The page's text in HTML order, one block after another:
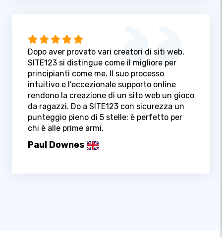
Dopo aver provato vari creatori di siti web,
SITE123 si distingue come il migliore per
principianti come me. Il suo processo
intuitivo e l’eccezionale supporto online
rendono la creazione di un sito web un gioco
da ragazzi. Do a SITE123 con sicurezza un
punteggio pieno di 5 stelle: è perfetto per
chi è alle prime armi.
Paul Downes